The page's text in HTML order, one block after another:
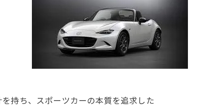
持ち、スポーツカーの本質を追求した